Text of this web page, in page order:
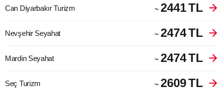
Can Diyarbakır Turizm ~ 2441TL
Nevşehir Seyahat ~ 2474TL
Mardin Seyahat ~ 2474TL
Seç Turizm ~ 2609TL